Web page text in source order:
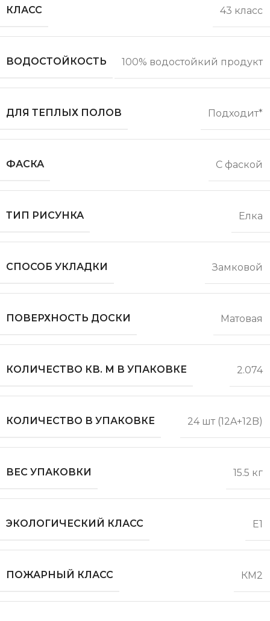
КЛАСС 43 класс
ВОДОСТОЙКОСТЬ 100% водостойкий продукт
ДЛЯ ТЕПЛЫХ ПОЛОВ Подходит*
ФАСКА С фаской
ТИП РИСУНКА Елка
СПОСОБ УКЛАДКИ Замковой
ПОВЕРХНОСТЬ ДОСКИ Матовая
КОЛИЧЕСТВО КВ. М В УПАКОВКЕ 2.074
КОЛИЧЕСТВО В УПАКОВКЕ 24 шт (12A+12B)
ВЕС УПАКОВКИ 15.5 кг
ЭКОЛОГИЧЕСКИЙ КЛАСС Е1
ПОЖАРНЫЙ КЛАСС КМ2